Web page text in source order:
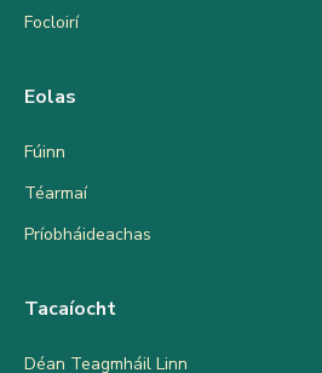
Focloirí
Eolas
Fúinn
Téarmaí
Príobháideachas
Tacaíocht
Déan Teagmháil Linn